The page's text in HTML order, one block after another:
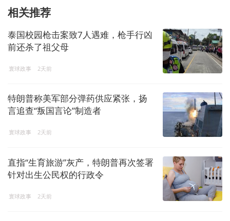
相关推荐
泰国校园枪击案致7人遇难，枪手行凶
前还杀了祖父母
寰球政事 2天前
特朗普称美军部分弹药供应紧张，扬
言追查“叛国言论”制造者
寰球政事 2天前
直指“生育旅游”灰产，特朗普再次签署
针对出生公民权的行政令
寰球政事 2天前